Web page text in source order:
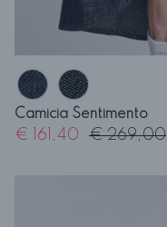
Camicia Sentimento
€ 161,40 € 269,00